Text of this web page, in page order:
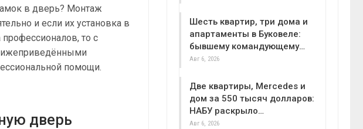
в дверь? Монтаж
и если их установка в
то с
помощи.
дверь
Шесть квартир, три дома и
апартаменты в Буковеле:
бывшему командующему…
Авг 6, 2026
Две квартиры, Mercedes и
дом за 550 тысяч долларов:
НАБУ раскрыло…
Авг 6, 2026